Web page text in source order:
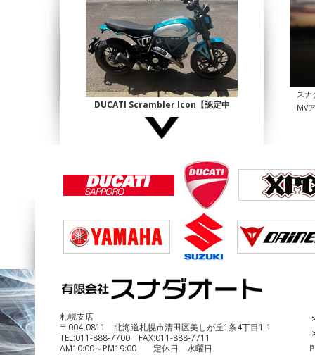
DUCATI Scrambler Icon【認定中
古】
¥1,140,000
¥690,000
スナ
MV
札幌支店
〒004-0811 北海道札幌市清田区美しが丘1条4丁目1-1
TEL:011-888-7700 FAX:011-888-7711
AM10:00～PM19:00 定休日 水曜日